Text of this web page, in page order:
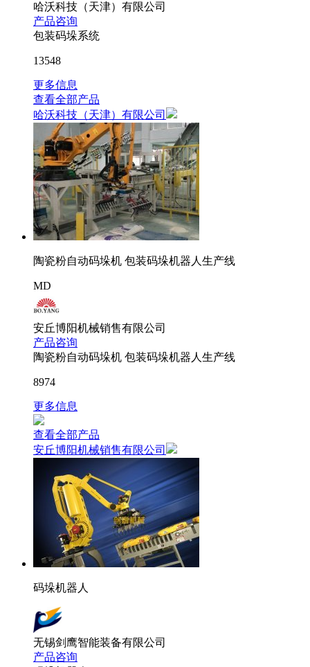
哈沃科技（天津）有限公司
产品咨询
包装码垛系统
13548
更多信息
查看全部产品
哈沃科技（天津）有限公司
陶瓷粉自动码垛机 包装码垛机器人生产线
MD
安丘博阳机械销售有限公司
产品咨询
陶瓷粉自动码垛机 包装码垛机器人生产线
8974
更多信息
查看全部产品
安丘博阳机械销售有限公司
码垛机器人
无锡剑鹰智能装备有限公司
产品咨询